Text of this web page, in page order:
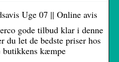
Uge 07 || Online avis
gode tilbud klar i denne
du let de bedste priser hos
kæmpe